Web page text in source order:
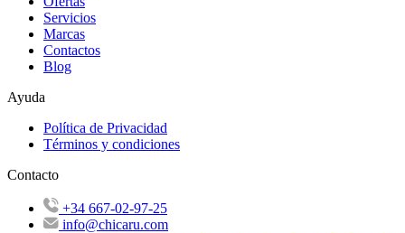
Servicios
Marcas
Contactos
Blog
Ayuda
Política de Privacidad
Términos y condiciones
Contacto
+34 667-02-97-25
info@chicaru.com